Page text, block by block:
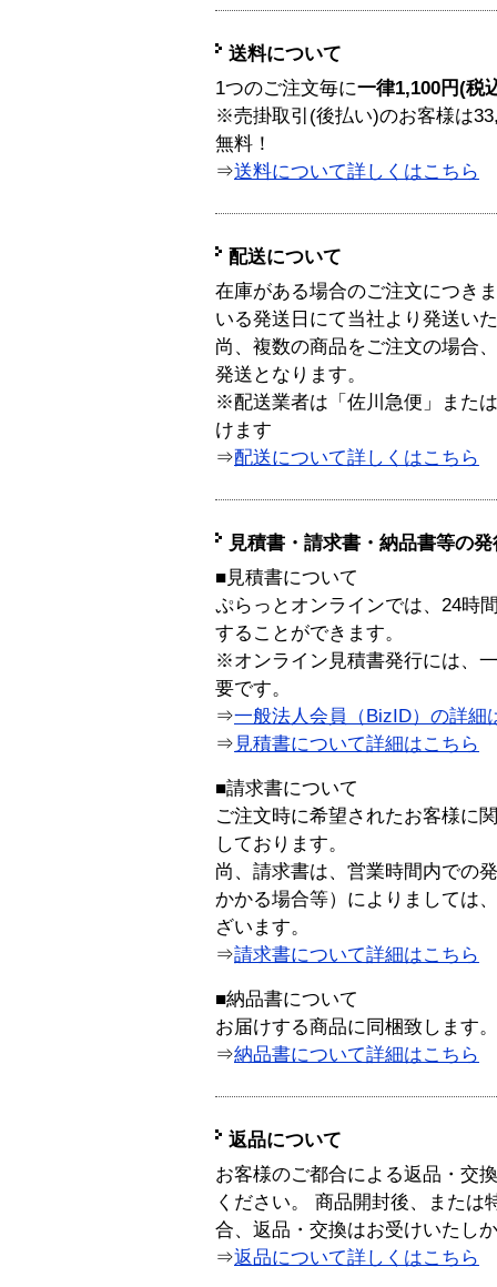
送料について
1つのご注文毎に一律1,100円(税
※売掛取引(後払い)のお客様は
無料！
⇒送料について詳しくはこちら
配送について
在庫がある場合のご注文につき
いる発送日にて当社より発送い
尚、複数の商品をご注文の場合
発送となります。
※配送業者は「佐川急便」また
けます
⇒配送について詳しくはこちら
見積書・請求書・納品書等の
■見積書について
ぷらっとオンラインでは、24時
することができます。
※オンライン見積書発行には、
要です。
⇒一般法人会員（BizID）の詳細
⇒ 見積書について詳細はこちら
■請求書について
ご注文時に希望されたお客様に
しております。
尚、請求書は、営業時間内での
かかる場合等）によりましては
ざいます。
⇒請求書について詳細はこちら
■納品書について
お届けする商品に同梱致します。
⇒納品書について詳細はこちら
返品について
お客様のご都合による返品・交
ください。 商品開封後、または
合、返品・交換はお受けいたし
⇒返品について詳しくはこちら